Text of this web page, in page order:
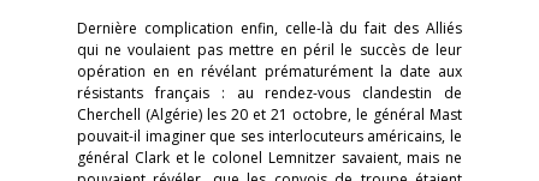
Dernière complication enfin, celle-là du fait des Alliés
qui ne voulaient pas mettre en péril le succès de leur
opération en en révélant prématurément la date aux
résistants français : au rendez-vous clandestin de
Cherchell (Algérie) les 20 et 21 octobre, le général Mast
pouvait-il imaginer que ses interlocuteurs américains, le
général Clark et le colonel Lemnitzer savaient, mais ne